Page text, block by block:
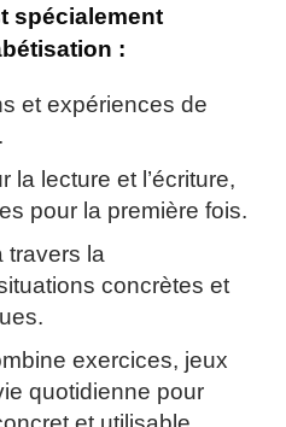
spécialement
:
et expériences de
la lecture et l’écriture,
pour la première fois.
travers la
concrètes et
exercices, jeux
quotidienne pour